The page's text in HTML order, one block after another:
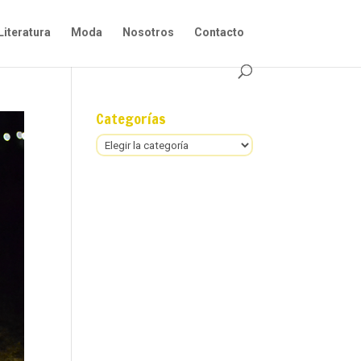
Moda Nosotros Contacto
Categorías
Categorías